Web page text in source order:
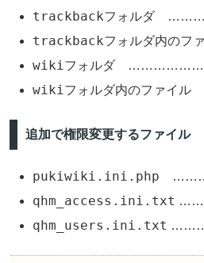
trackbackフォルダ
trackbackフォルダ内のフ
wikiフォルダ
wikiフォルダ内のファイル
追加で権限変更するファイル
pukiwiki.ini.php
qhm_access.ini.txt
qhm_users.ini.txt